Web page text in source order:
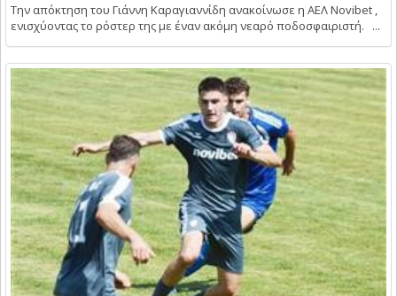
Την απόκτηση του Γιάννη Καραγιαννίδη ανακοίνωσε η ΑΕΛ Novibet ,
ενισχύοντας το ρόστερ της με έναν ακόμη νεαρό ποδοσφαιριστή. ...